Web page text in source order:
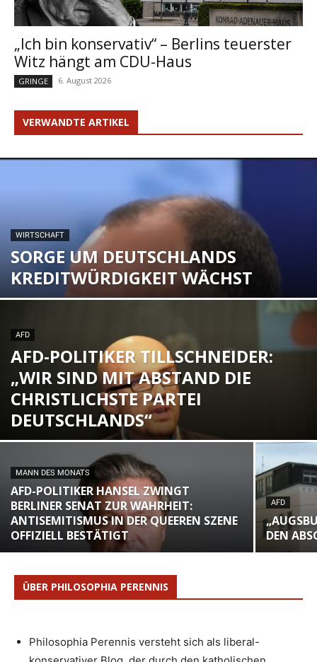
„Ich bin konservativ“ – Berlins teuerster
Witz hängt am CDU-Haus
GRINGE 6. August 2026
VERWANDTE ARTIKEL
WIRTSCHAFT
SORGE UM DEUTSCHLANDS
KREDITWÜRDIGKEIT WÄCHST
AFD
AFD-POLITIKER TILLSCHNEIDER:
„WIR SIND MIT ABSTAND DIE
CHRISTLICHSTE PARTEI
DEUTSCHLANDS“
MANN DES MONATS
AFD-POLITIKER HANSEL ZWINGT
BERLINER SENAT ZUR WAHRHEIT:
ANTISEMITISMUS IN DER QUEEREN SZENE
OFFIZIELL BESTÄTIGT
AFD
DEN
ÜBER PHILOSOPHIA PERENNIS
Philosophia Perennis versteht sich als liberal-